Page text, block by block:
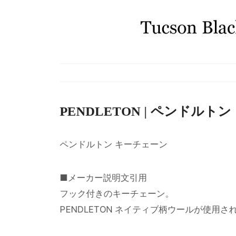
PENDLETON | ペンドルトン
ペンドルトン キーチェーン
■メーカー説明文引用
フック付きのキーチェーン。
PENDLETON ネイティブ柄ウールが使用さ